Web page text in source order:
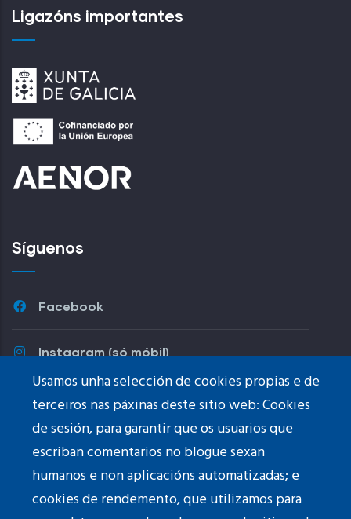
Usamos unha selección de cookies propias e de
terceiros nas páxinas deste sitio web: Cookies
de sesión, para garantir que os usuarios que
escriban comentarios no blogue sexan
humanos e non aplicacións automatizadas; e
cookies de rendemento, que utilizamos para
Ligazóns importantes
Síguenos
Facebook
Instagram (só móbil)
Youtube